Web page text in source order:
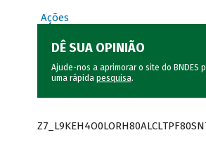
Ações
DÊ SUA OPINIÃO
Ajude-nos a aprimorar o site do BNDES
uma rápida pesquisa.